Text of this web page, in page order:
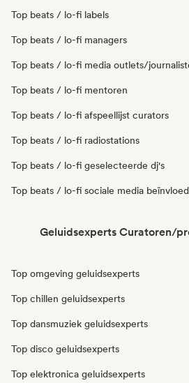
Top beats / lo-fi labels
Top beats / lo-fi managers
Top beats / lo-fi media outlets/
Top beats / lo-fi mentoren
Top beats / lo-fi afspeellijst curators
Top beats / lo-fi radiostations
Top beats / lo-fi geselecteerde dj's
Top beats / lo-fi sociale media
Geluidsexperts Curatoren/
Top omgeving geluidsexperts
Top chillen geluidsexperts
Top dansmuziek geluidsexperts
Top disco geluidsexperts
Top elektronica geluidsexperts